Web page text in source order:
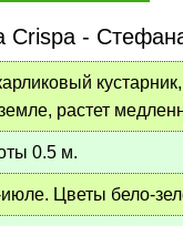
Crispa-
растет
0.5 м.
Цветы бело-